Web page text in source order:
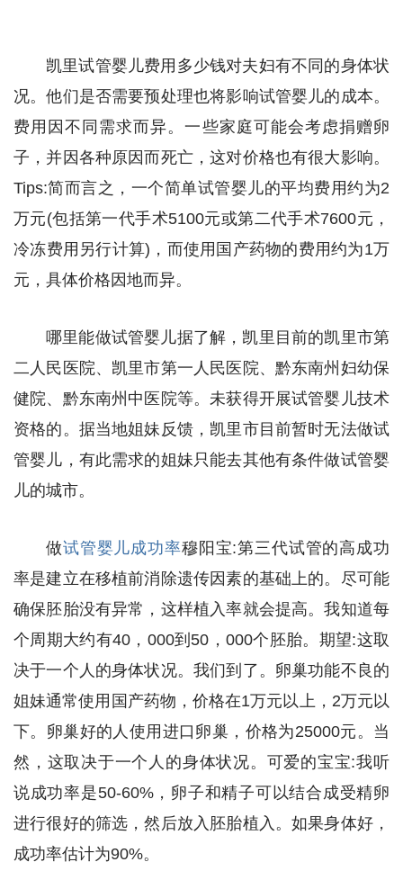
凯里试管婴儿费用多少钱对夫妇有不同的身体状
况。他们是否需要预处理也将影响试管婴儿的成本。
费用因不同需求而异。一些家庭可能会考虑捐赠卵
子，并因各种原因而死亡，这对价格也有很大影响。
Tips:简而言之，一个简单试管婴儿的平均费用约为2
万元(包括第一代手术5100元或第二代手术7600元，
冷冻费用另行计算)，而使用国产药物的费用约为1万
元，具体价格因地而异。
哪里能做试管婴儿据了解，凯里目前的凯里市第
二人民医院、凯里市第一人民医院、黔东南州妇幼保
健院、黔东南州中医院等。未获得开展试管婴儿技术
资格的。据当地姐妹反馈，凯里市目前暂时无法做试
管婴儿，有此需求的姐妹只能去其他有条件做试管婴
儿的城市。
做试管婴儿成功率穆阳宝:第三代试管的高成功
率是建立在移植前消除遗传因素的基础上的。尽可能
确保胚胎没有异常，这样植入率就会提高。我知道每
个周期大约有40，000到50，000个胚胎。期望:这取
决于一个人的身体状况。我们到了。卵巢功能不良的
姐妹通常使用国产药物，价格在1万元以上，2万元以
下。卵巢好的人使用进口卵巢，价格为25000元。当
然，这取决于一个人的身体状况。可爱的宝宝:我听
说成功率是50-60%，卵子和精子可以结合成受精卵
进行很好的筛选，然后放入胚胎植入。如果身体好，
成功率估计为90%。